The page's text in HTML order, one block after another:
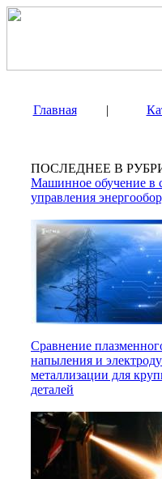
Главная |
ПОСЛЕДНЕЕ В
Машинное обучение в
управления
Сравнение
напыления и
металлизации для
деталей